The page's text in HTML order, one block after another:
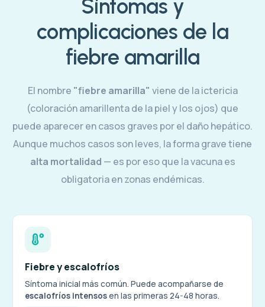
Síntomas y
complicaciones de la
fiebre amarilla
El nombre "fiebre amarilla" viene de la ictericia
(coloración amarillenta de la piel y los ojos) que
puede aparecer en casos graves por el daño hepático.
Aunque muchos casos son leves, la forma grave tiene
alta mortalidad — es por eso que la vacuna es
obligatoria en zonas endémicas.
Fiebre y escalofríos
Síntoma inicial más común. Puede acompañarse de
escalofríos intensosen las primeras 24-48 horas.